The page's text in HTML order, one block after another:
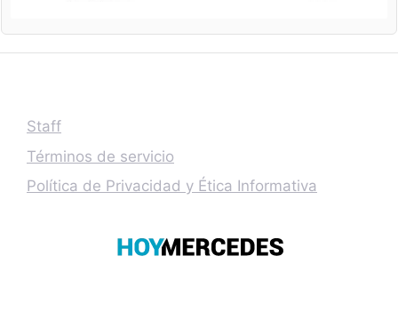
Staff
Términos de servicio
Política de Privacidad y Ética Informativa